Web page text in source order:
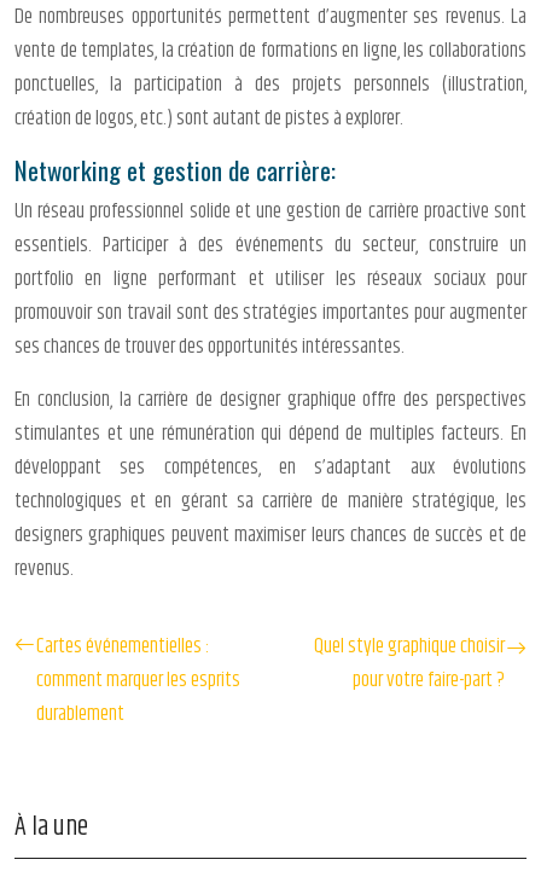
De nombreuses opportunités permettent d’augmenter ses revenus. La
vente de templates, la création de formations en ligne, les collaborations
ponctuelles, la participation à des projets personnels (illustration,
création de logos, etc.) sont autant de pistes à explorer.
Networking et gestion de carrière:
Un réseau professionnel solide et une gestion de carrière proactive sont
essentiels. Participer à des événements du secteur, construire un
portfolio en ligne performant et utiliser les réseaux sociaux pour
promouvoir son travail sont des stratégies importantes pour augmenter
ses chances de trouver des opportunités intéressantes.
En conclusion, la carrière de designer graphique offre des perspectives
stimulantes et une rémunération qui dépend de multiples facteurs. En
développant ses compétences, en s’adaptant aux évolutions
technologiques et en gérant sa carrière de manière stratégique, les
designers graphiques peuvent maximiser leurs chances de succès et de
revenus.
Cartes événementielles :
comment marquer les esprits
durablement
Quel style graphique choisir
pour votre faire-part ?
À la une